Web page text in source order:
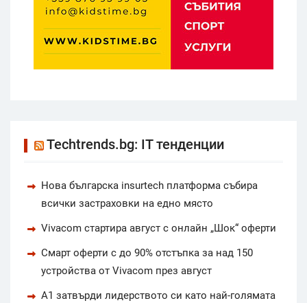
Techtrends.bg: IT тенденции
Нова българска insurtech платформа събира
всички застраховки на едно място
Vivacom стартира август с онлайн „Шок“ оферти
Смарт оферти с до 90% отстъпка за над 150
устройства от Vivacom през август
А1 затвърди лидерството си като най-голямата